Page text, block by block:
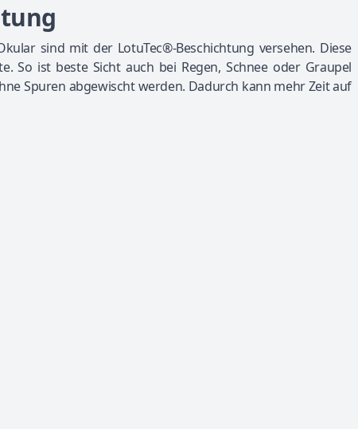
sind mit der LotuTec®-Beschichtung versehen. Diese
So ist beste Sicht auch bei Regen, Schnee oder Graupel
Spuren abgewischt werden. Dadurch kann mehr Zeit auf